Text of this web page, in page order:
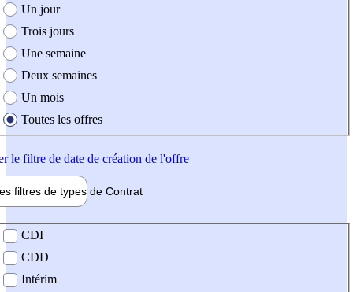
création de l'offre
Un jour
Trois jours
Une semaine
Deux semaines
Un mois
Toutes les offres
le filtre de date de création de l'offre
filtres de types de Contrat
contrat
CDI
CDD
Intérim